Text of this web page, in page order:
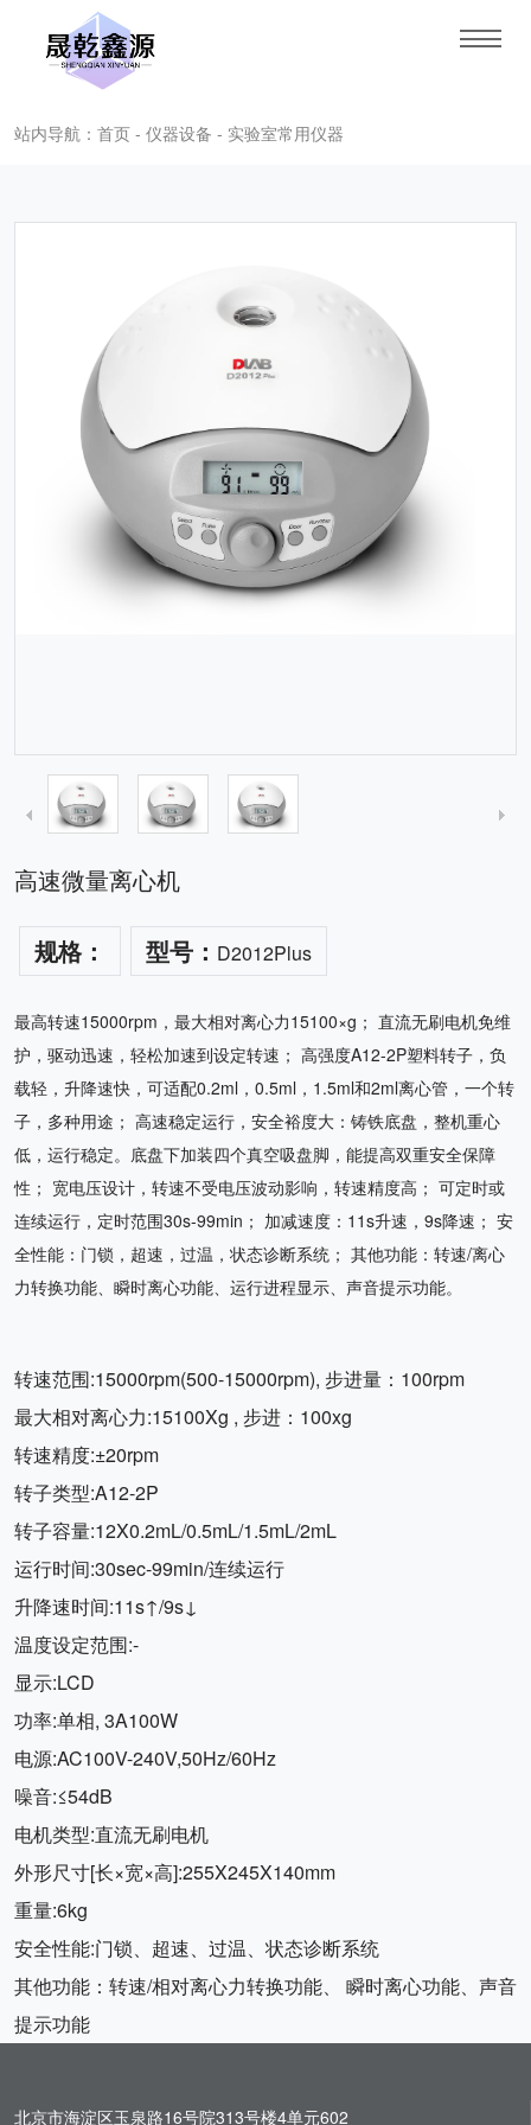
站内导航：首页 - 仪器设备 - 实验室常用仪器
高速微量离心机
规格： 型号： D2012Plus
最高转速15000rpm，最大相对离心力15100×g； 直流无刷电机免维
护，驱动迅速，轻松加速到设定转速； 高强度A12-2P塑料转子，负
载轻，升降速快，可适配0.2ml，0.5ml，1.5ml和2ml离心管，一个转
子，多种用途； 高速稳定运行，安全裕度大：铸铁底盘，整机重心
低，运行稳定。底盘下加装四个真空吸盘脚，能提高双重安全保障
性； 宽电压设计，转速不受电压波动影响，转速精度高； 可定时或
连续运行，定时范围30s-99min； 加减速度：11s升速，9s降速； 安
全性能：门锁，超速，过温，状态诊断系统； 其他功能：转速/离心
力转换功能、瞬时离心功能、运行进程显示、声音提示功能。
转速范围:15000rpm(500-15000rpm), 步进量：100rpm
最大相对离心力:15100Xg , 步进：100xg
转速精度:±20rpm
转子类型:A12-2P
转子容量:12X0.2mL/0.5mL/1.5mL/2mL
运行时间:30sec-99min/连续运行
升降速时间:11s↑/9s↓
温度设定范围:-
显示:LCD
功率:单相, 3A100W
电源:AC100V-240V,50Hz/60Hz
噪音:≤54dB
电机类型:直流无刷电机
外形尺寸[长×宽×高]:255X245X140mm
重量:6kg
安全性能:门锁、超速、过温、状态诊断系统
其他功能：转速/相对离心力转换功能、 瞬时离心功能、声音
提示功能
北京市海淀区玉泉路16号院313号楼4单元602